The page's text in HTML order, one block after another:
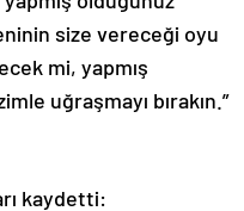
size vereceği oyu
mi, yapmış
uğraşmayı bırakın.”